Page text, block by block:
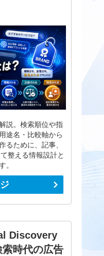
説。検索順位や指
途名・比較軸から
るために、記事、
整える情報設計と
。
Discovery
時代の広告